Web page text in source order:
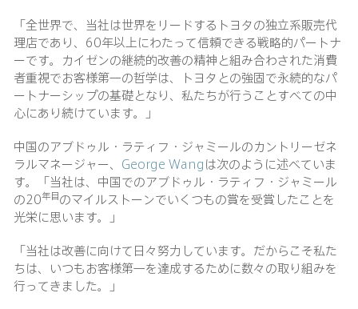
「全世界で、当社は世界をリードするトヨタの独立系販売代
理店であり、60年以上にわたって信頼できる戦略的パートナ
ーです。カイゼンの継続的改善の精神と組み合わされた消費
者重視でお客様第一の哲学は、トヨタとの強固で永続的なパ
ートナーシップの基礎となり、私たちが行うことすべての中
心にあり続けています。」
中国のアブドゥル・ラティフ・ジャミールのカントリーゼネ
ラルマネージャー、 George Wangは次のように述べていま
す。「当社は、中国でのアブドゥル・ラティフ・ジャミール
の20年目のマイルストーンでいくつもの賞を受賞したことを
光栄に思います。」
「当社は改善に向けて日々努力しています。だからこそ私た
ちは、いつもお客様第一を達成するために数々の取り組みを
行ってきました。」